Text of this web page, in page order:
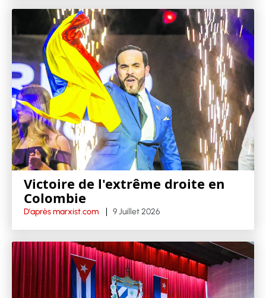
Victoire de l'extrême droite en
Colombie
D'après marxist.com 9 Juillet 2026